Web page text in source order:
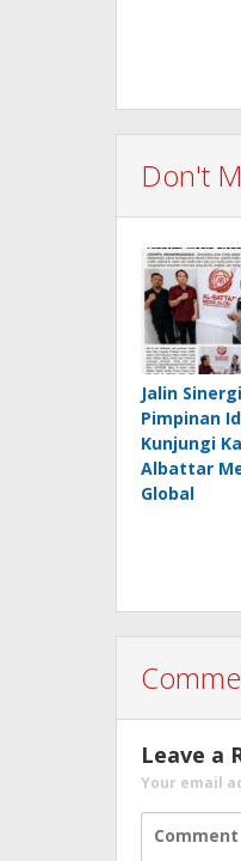
Don't
Jalin
Pimpinan
Kunjungi
Albattar
Global
Leave a
Your email